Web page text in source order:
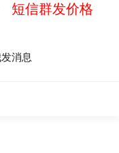
短信群发价格